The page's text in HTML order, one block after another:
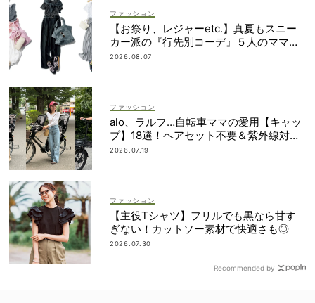
ファッション
【お祭り、レジャーetc.】真夏もスニー
カー派の『行先別コーデ』５人のママス
タイリストが直伝！
2026.08.07
ファッション
alo、ラルフ…自転車ママの愛用【キャッ
プ】18選！ヘアセット不要＆紫外線対策
にも
2026.07.19
ファッション
【主役Tシャツ】フリルでも黒なら甘す
ぎない！カットソー素材で快適さも◎
2026.07.30
Recommended by